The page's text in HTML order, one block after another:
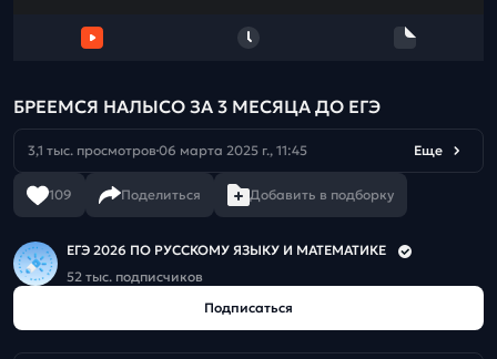
БРЕЕМСЯ НАЛЫСО ЗА 3 МЕСЯЦА ДО ЕГЭ
3,1 тыс. просмотров 06 марта 2025 г., 11:45 Еще
109 Поделиться Добавить в подборку
ЕГЭ 2026 ПО РУССКОМУ ЯЗЫКУ И МАТЕМАТИКЕ
52 тыс. подписчиков
Подписаться